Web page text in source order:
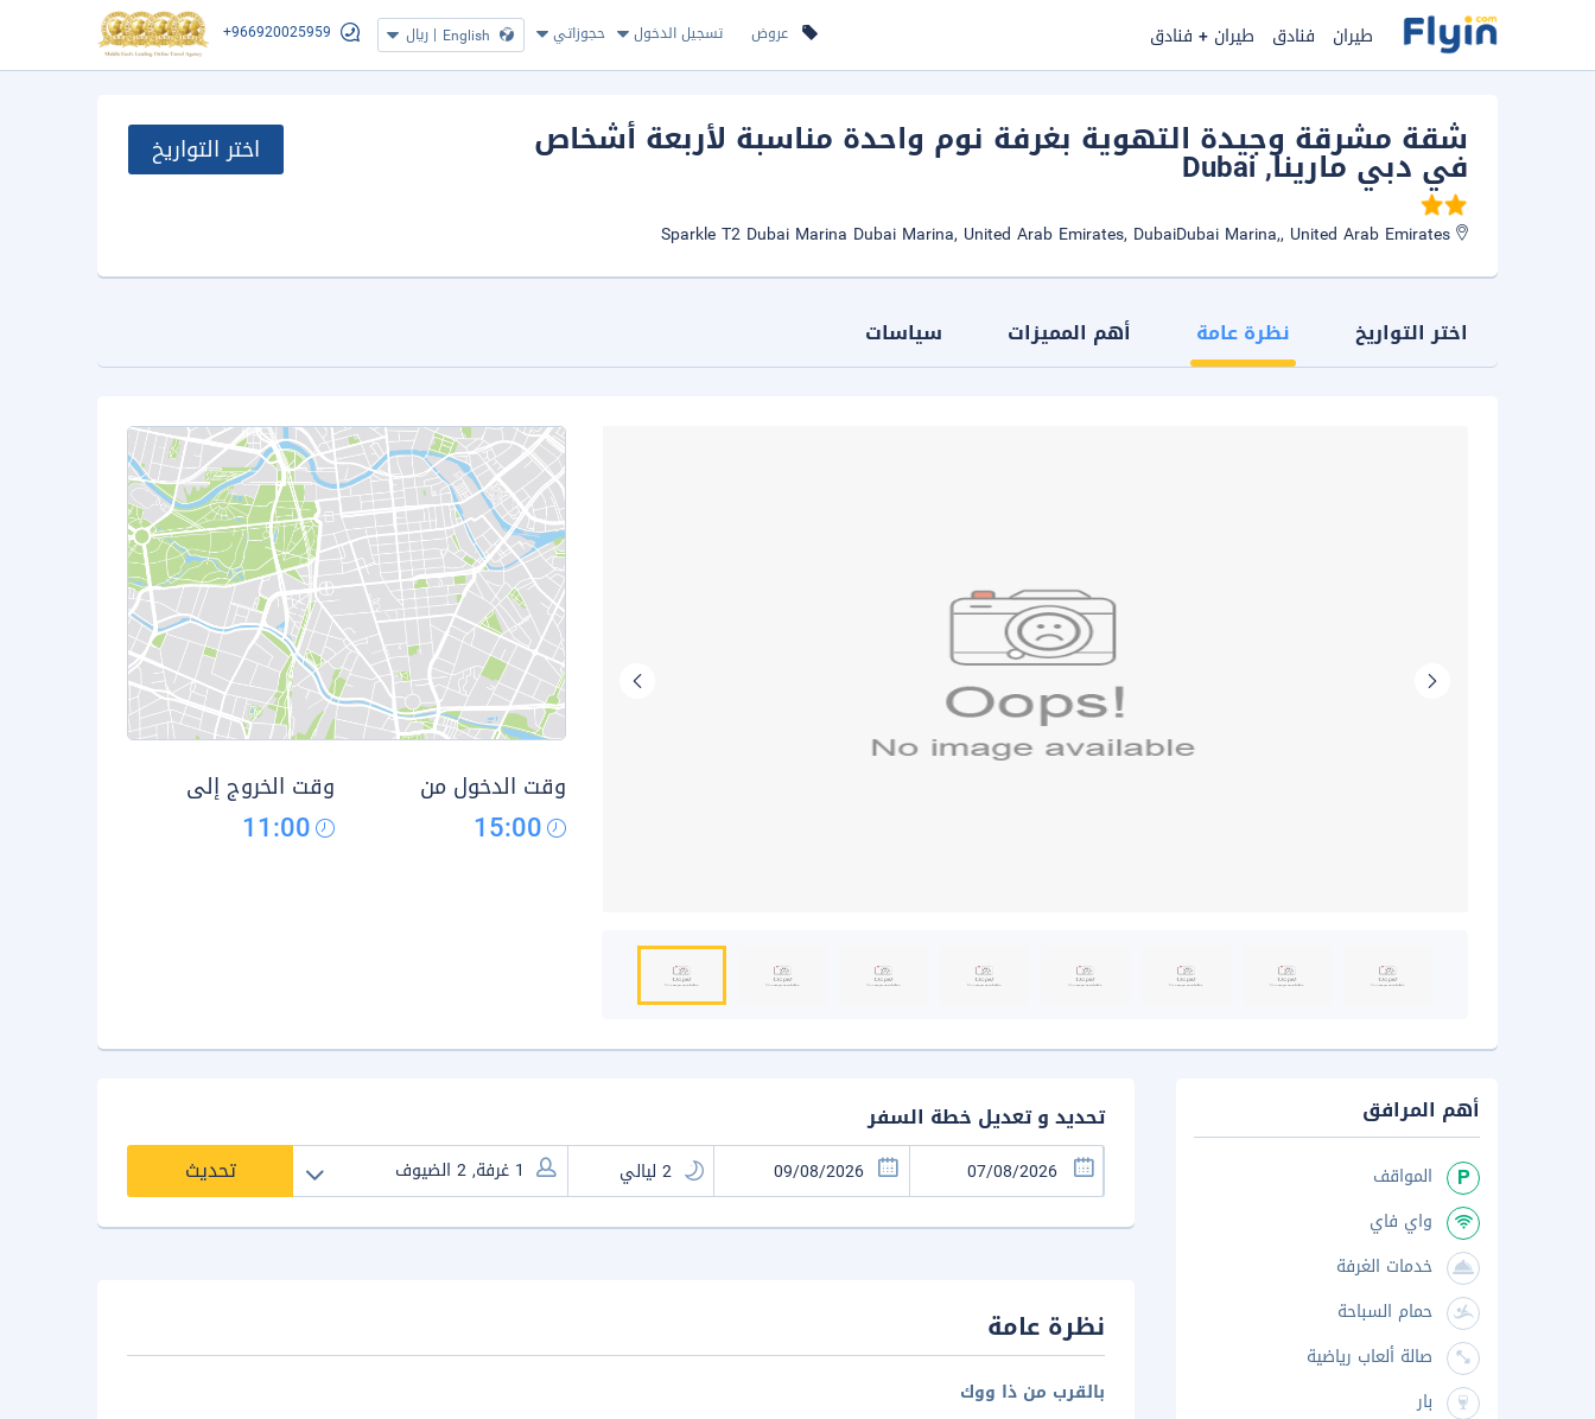
عروض تسجيل الدخول حجوزاتي English
| ريال +966920025959 طيران فنادق طيران + فنادق
شقة مشرقة وجيدة التهوية بغرفة نوم واحدة مناسبة لأربعة أشخاص
في دبي مارينا, Dubai اختر التواريخ
اختر التواريخ نظرة عامة أهم المميزات سياسات
وقت الدخول من
15:00
وقت الخروج إلى
11:00
تحديد و تعديل خطة السفر
تحديث
نظرة عامة
بالقرب من ذا ووك
أهم المرافق
المواقف
واي فاي
خدمات الغرفة
حمام السباحة
صالة ألعاب رياضية
بار